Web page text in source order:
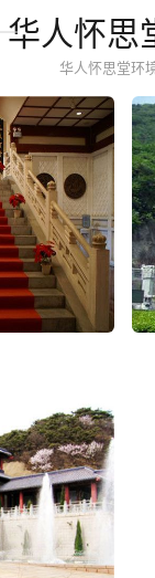
华人怀思
华人怀思堂环